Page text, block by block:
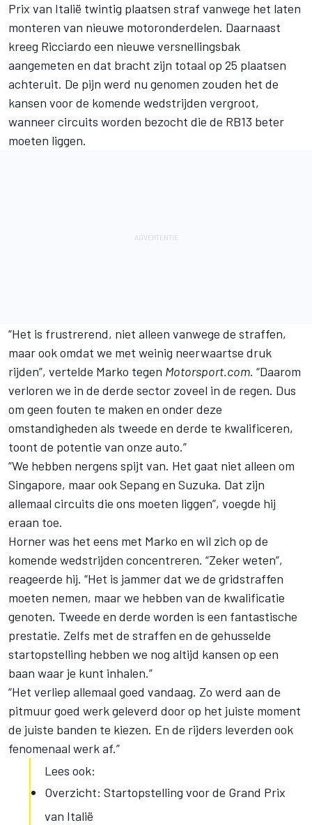
Prix van Italië twintig plaatsen straf vanwege het laten
monteren van nieuwe motoronderdelen. Daarnaast
kreeg Ricciardo een nieuwe versnellingsbak
aangemeten en dat bracht zijn totaal op 25 plaatsen
achteruit. De pijn werd nu genomen zouden het de
kansen voor de komende wedstrijden vergroot,
wanneer circuits worden bezocht die de RB13 beter
moeten liggen.
“Het is frustrerend, niet alleen vanwege de straffen,
maar ook omdat we met weinig neerwaartse druk
rijden”, vertelde Marko tegen Motorsport.com. “Daarom
verloren we in de derde sector zoveel in de regen. Dus
om geen fouten te maken en onder deze
omstandigheden als tweede en derde te kwalificeren,
toont de potentie van onze auto.”
“We hebben nergens spijt van. Het gaat niet alleen om
Singapore, maar ook Sepang en Suzuka. Dat zijn
allemaal circuits die ons moeten liggen”, voegde hij
eraan toe.
Horner was het eens met Marko en wil zich op de
komende wedstrijden concentreren. “Zeker weten”,
reageerde hij. “Het is jammer dat we de gridstraffen
moeten nemen, maar we hebben van de kwalificatie
genoten. Tweede en derde worden is een fantastische
prestatie. Zelfs met de straffen en de gehusselde
startopstelling hebben we nog altijd kansen op een
baan waar je kunt inhalen.”
“Het verliep allemaal goed vandaag. Zo werd aan de
pitmuur goed werk geleverd door op het juiste moment
de juiste banden te kiezen. En de rijders leverden ook
fenomenaal werk af.”
Lees ook:
Overzicht: Startopstelling voor de Grand Prix
van Italië